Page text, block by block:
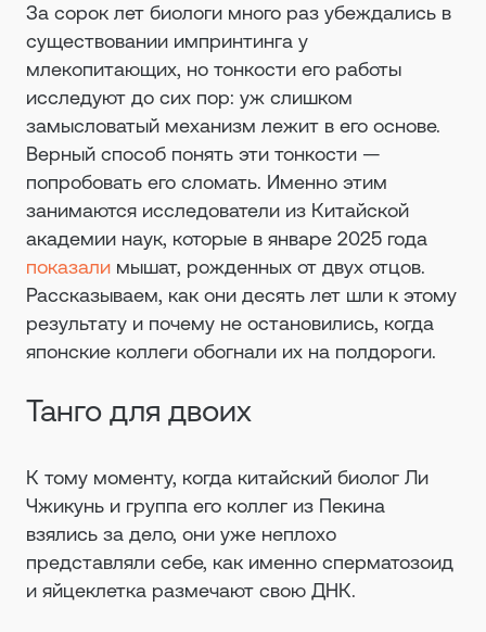
За сорок лет биологи много раз убеждались в
существовании импринтинга у
млекопитающих, но тонкости его работы
исследуют до сих пор: уж слишком
замысловатый механизм лежит в его основе.
Верный способ понять эти тонкости —
попробовать его сломать. Именно этим
занимаются исследователи из Китайской
академии наук, которые в январе 2025 года
показали мышат, рожденных от двух отцов.
Рассказываем, как они десять лет шли к этому
результату и почему не остановились, когда
японские коллеги обогнали их на полдороги.
Танго для двоих
К тому моменту, когда китайский биолог Ли
Чжикунь и группа его коллег из Пекина
взялись за дело, они уже неплохо
представляли себе, как именно сперматозоид
и яйцеклетка размечают свою ДНК.